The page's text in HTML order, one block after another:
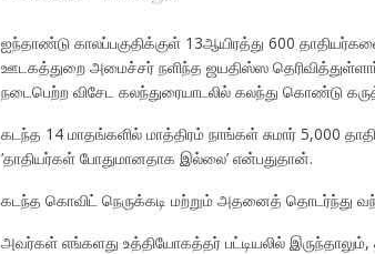
ஐந்தாண்டு காலப்பகுதிக்குள் 13ஆயிரத்து 600
ஊடகத்துறை அமைச்சர் நளிந்த ஜயதிஸ்ஸ
நடைபெற்ற விசேட கலந்துரையாடலில் கலந்து கொண்டு
கடந்த 14 மாதங்களில் மாத்திரம் நாங்கள் சுமார் 5,000
‘தாதியர்கள் போதுமானதாக இல்லை’ என்பதுதான்.
கடந்த கொவிட் நெருக்கடி மற்றும் அதனைத் தொடர்ந்து
அவர்கள் எங்களது உத்தியோகத்தர் பட்டியலில்